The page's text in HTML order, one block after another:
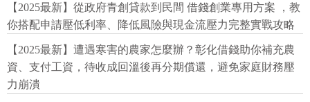
【2025最新】從政府青創貸款到民間 借錢創業專用方案 ，教
你搭配申請壓低利率、降低風險與現金流壓力完整實戰攻略
【2025最新】遭遇寒害的農家怎麼辦？彰化借錢助你補充農
資、支付工資，待收成回溫後再分期償還，避免家庭財務壓
力崩潰